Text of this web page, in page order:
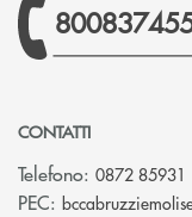
CONTATTI
Telefono: 0872 85931
PEC: